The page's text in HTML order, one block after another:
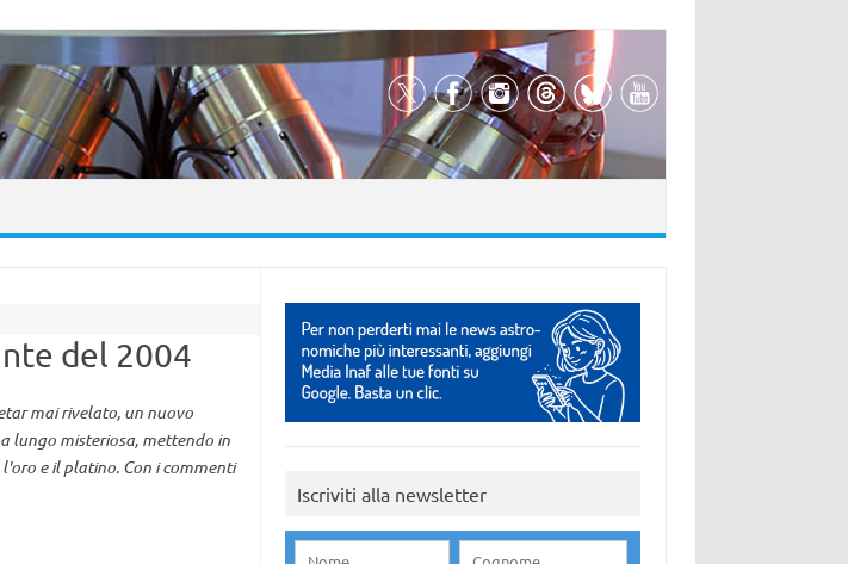
del 2004
mai rivelato, un nuovo
lungo misteriosa, mettendo in
e il platino. Con i commenti
Iscriviti alla newsletter